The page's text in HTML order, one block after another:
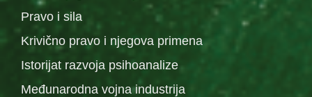
Pravo i sila
Krivično pravo i njegova primena
Istorijat razvoja psihoanalize
Međunarodna vojna industrija